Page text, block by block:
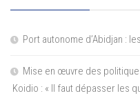
Port autonome d’Abidjan :
Mise en œuvre des
Koidio : « Il faut dépasser les